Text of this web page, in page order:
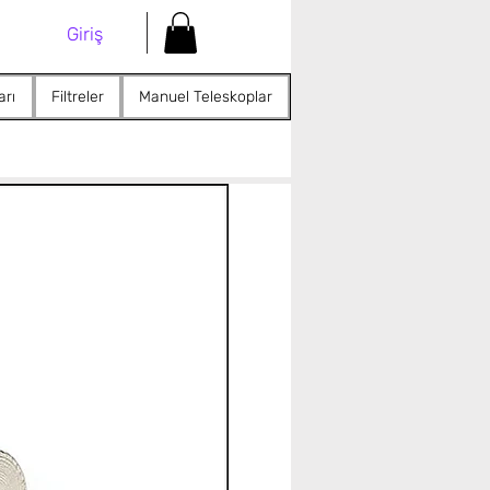
Giriş
Filtreler Manuel Teleskoplar